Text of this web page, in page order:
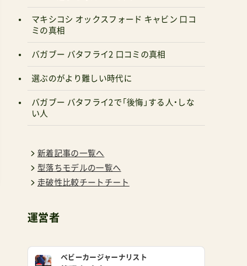
マキシコシ オックスフォード キャビン 口コ
ミの真相
バガブー バタフライ2 口コミの真相
選ぶのがより難しい時代に
バガブー バタフライ2で「後悔」する人・しな
い人
新着記事の一覧へ
型落ちモデルの一覧へ
走破性比較チートチート
運営者
ベビーカージャーナリスト